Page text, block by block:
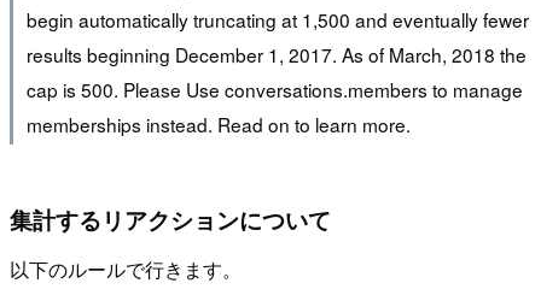
begin automatically truncating at 1,500 and eventually fewer
results beginning December 1, 2017. As of March, 2018 the
cap is 500. Please Use conversations.members to manage
memberships instead. Read on to learn more.
集計するリアクションについて
以下のルールで行きます。